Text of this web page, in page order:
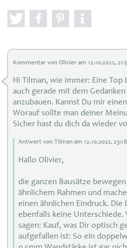
Kommentar von Olivier am 12.10.2022,
Hi Tilman, wie immer: Eine Top
auch gerade mit dem
anzubauen. Kannst Du mir
Worauf sollte man deiner
Sicher hast du dich da wieder
Antwort von Tilman am 12.10.2022,
Hallo Olivier,
die ganzen Bausätze
ähnlichem Rahmen und
einen ähnlichen Eindruck. Die
ebenfalls keine Unterschiede.
sagen: Kauf, was Dir optisch
aufgefallen ist: So ein